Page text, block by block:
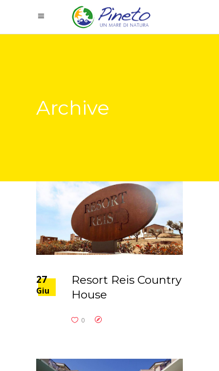
Archive
27
Giu
Resort Reis Country
House
0